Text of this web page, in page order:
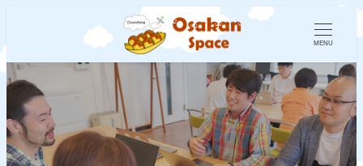
MENU
イベント情報